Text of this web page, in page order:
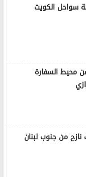
سواحل الكويت
محيط السفارة